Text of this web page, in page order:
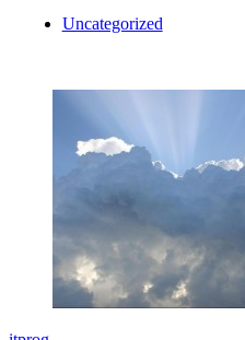
Uncategorized